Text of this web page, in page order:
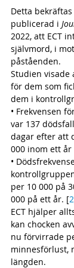
Detta
publicerad i
2022, att ECT
självmord, i
påståenden.
Studien visade
för dem som
dem i
• Frekvensen
var 137
dagar efter att
000 inom ett år
•
per 10 000 på
000 på ett år. [2
ECT hjälper
kan chocken
nu förvirrade
minnesförlust,
längden.